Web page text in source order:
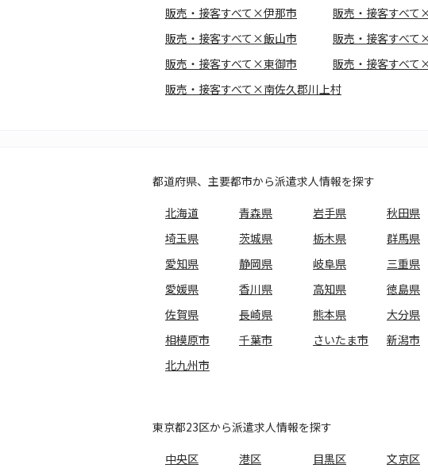
販売・接客すべて×伊那市
販売・接客すべて
販売・接客すべて×飯山市
販売・接客すべて
販売・接客すべて×東御市
販売・接客すべて
販売・接客すべて×南佐久郡川上村
都道府県、主要都市から派遣求人情報を探す
北海道
青森県 岩手県 秋田県
埼玉県
茨城県 栃木県 群馬県
愛知県
静岡県 岐阜県 三重県
愛媛県
香川県 高知県 徳島県
佐賀県
長崎県 熊本県 大分県
相模原市
千葉市 さいたま市 新潟市
北九州市
東京都23区から派遣求人情報を探す
中央区
港区 目黒区 文京区